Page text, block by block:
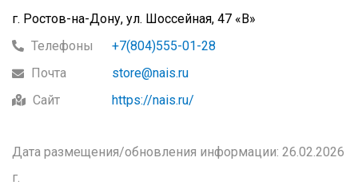
г. Ростов-на-Дону, ул. Шоссейная, 47 «В»
Телефоны
+7(804)555-01-28
Почта
store@nais.ru
Сайт
https://nais.ru/
Дата размещения/обновления информации: 26.02.2026
г.